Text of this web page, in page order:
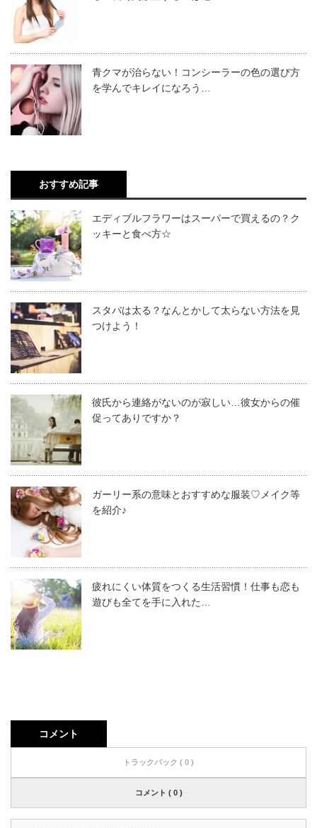
青クマが治らない！コンシーラーの色の選び方
を学んでキレイになろう…
おすすめ記事
エディブルフラワーはスーパーで買えるの？ク
ッキーと食べ方☆
スタバは太る？なんとかして太らない方法を見
つけよう！
彼氏から連絡がないのが寂しい…彼女からの催
促ってありですか？
ガーリー系の意味とおすすめな服装♡メイク等
を紹介♪
疲れにくい体質をつくる生活習慣！仕事も恋も
遊びも全てを手に入れた…
コメント
トラックバック ( 0 )
コメント ( 0 )